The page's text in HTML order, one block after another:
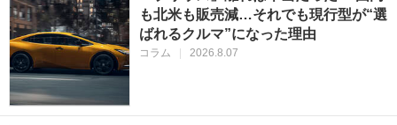
も北米も販売減…それでも現行型が“選
ばれるクルマ”になった理由
コラム 2026.8.07